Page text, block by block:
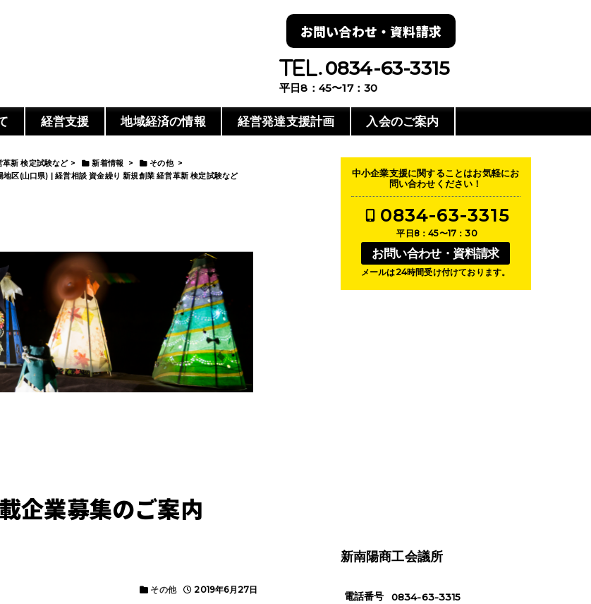
お問い合わせ・資料請求
0834-63-3315
平日8：45〜17：30
経営支援 地域経済の情報 経営発達支援計画 入会のご案内
新 検定試験など> 新着情報 > その他 >
区(山口県) | 経営相談 資金繰り 新規創業 経営革新 検定試験など
企業募集のご案内
2019年6月27日
その他
中小企業支援に関することはお気軽にお
問い合わせください！
0834-63-3315
平日8：45〜17：30
お問い合わせ・資料請求
メールは24時間受け付けております。
新南陽商工会議所
電話番号 0834-63-3315